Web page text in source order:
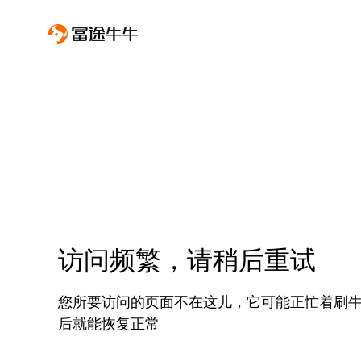
访问频繁，请稍后重试
您所要访问的页面不在这儿，它可能正忙着刷
后就能恢复正常